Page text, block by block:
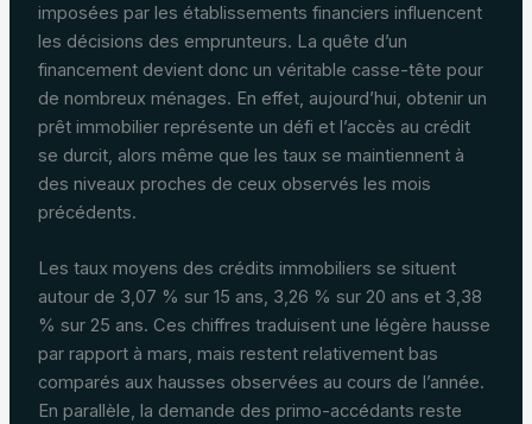
imposées par les établissements financiers influencent
les décisions des emprunteurs. La quête d’un
financement devient donc un véritable casse-tête pour
de nombreux ménages. En effet, aujourd’hui, obtenir un
prêt immobilier représente un défi et l’accès au crédit
se durcit, alors même que les taux se maintiennent à
des niveaux proches de ceux observés les mois
précédents.
Les taux moyens des crédits immobiliers se situent
autour de 3,07 % sur 15 ans, 3,26 % sur 20 ans et 3,38
% sur 25 ans. Ces chiffres traduisent une légère hausse
par rapport à mars, mais restent relativement bas
comparés aux hausses observées au cours de l’année.
En parallèle, la demande des primo-accédants reste